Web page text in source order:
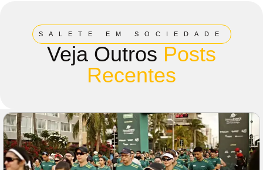
SALETE EM SOCIEDADE
Veja Outros Posts
Recentes